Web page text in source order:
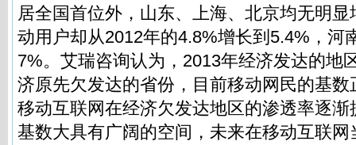
居全国首位外，山东、上海、北京均无明
动用户却从2012年的4.8%增长到5.4%，河
7%。艾瑞咨询认为，2013年经济发达的地
济原先欠发达的省份，目前移动网民的基
移动互联网在经济欠发达地区的渗透率逐
基数大具有广阔的空间，未来在移动互联